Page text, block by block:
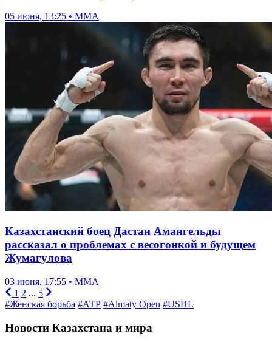
05 июня, 13:25 • ММА
Казахстанский боец Дастан Амангельды
рассказал о проблемах с весогонкой и будущем
Жумагулова
03 июня, 17:55 • ММА
1 2 ... 5
#Женская борьба #АТР #Almaty Open #USHL
Новости Казахстана и мира